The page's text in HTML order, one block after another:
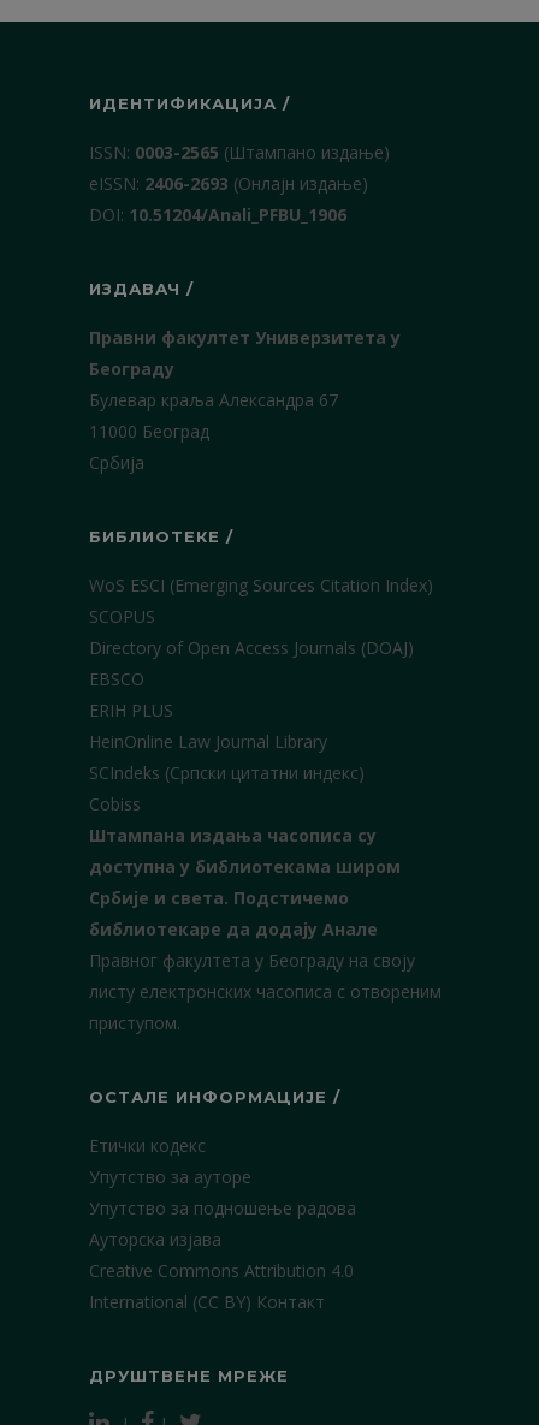
ИДЕНТИФИКАЦИЈА /
ISSN: 0003-2565 (Штампано издање)
еISSN: 2406-2693 (Онлајн издање)
DOI: 10.51204/Anali_PFBU_1906
ИЗДАВАЧ /
Правни факултет Универзитета у
Београду
Булевар краља Александра 67
11000 Београд
Србија
БИБЛИОТЕКЕ /
WoS ESCI (Emerging Sources Citation Index)
SCOPUS
Directory of Open Access Journals (DOAJ)
EBSCO
ERIH PLUS
HeinOnline Law Journal Library
SCIndeks (Српски цитатни индекс)
Cobiss
Штампана издања часописа су
доступна у библиотекама широм
Србије и света. Подстичемо
библиотекаре да додају Анале
Правног факултета у Београду на своју
листу електронских часописа с отвореним
приступом.
ОСТАЛЕ ИНФОРМАЦИЈЕ /
Етички кодекс
Упутство за ауторе
Упутство за подношење радова
Ауторска изјава
Creative Commons Attribution 4.0
International (CC BY) Контакт
ДРУШТВЕНЕ МРЕЖЕ